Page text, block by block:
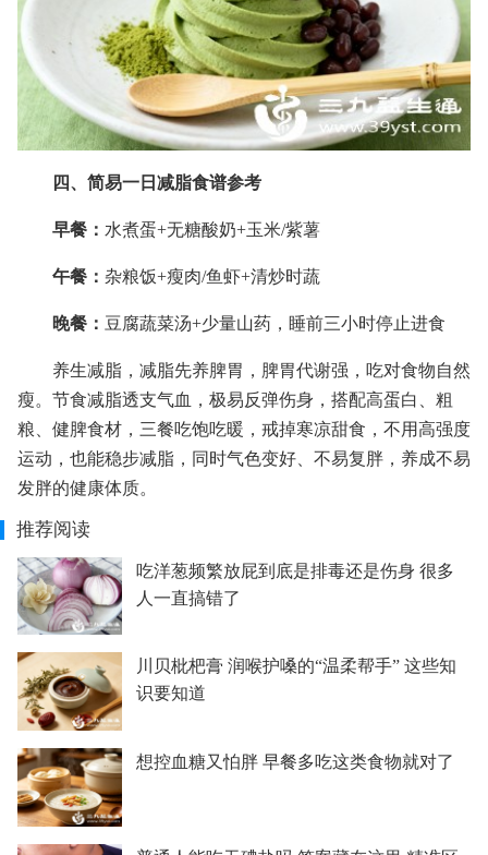
四、简易一日减脂食谱参考
早餐： 水煮蛋+无糖酸奶+玉米/紫薯
午餐： 杂粮饭+瘦肉/鱼虾+清炒时蔬
晚餐： 豆腐蔬菜汤+少量山药，睡前三小时停止进食
养生减脂，减脂先养脾胃，脾胃代谢强，吃对食物自然
瘦。节食减脂透支气血，极易反弹伤身，搭配高蛋白、粗
粮、健脾食材，三餐吃饱吃暖，戒掉寒凉甜食，不用高强度
运动，也能稳步减脂，同时气色变好、不易复胖，养成不易
发胖的健康体质。
推荐阅读
吃洋葱频繁放屁到底是排毒还是伤身 很多
人一直搞错了
川贝枇杷膏 润喉护嗓的“温柔帮手” 这些知
识要知道
想控血糖又怕胖 早餐多吃这类食物就对了